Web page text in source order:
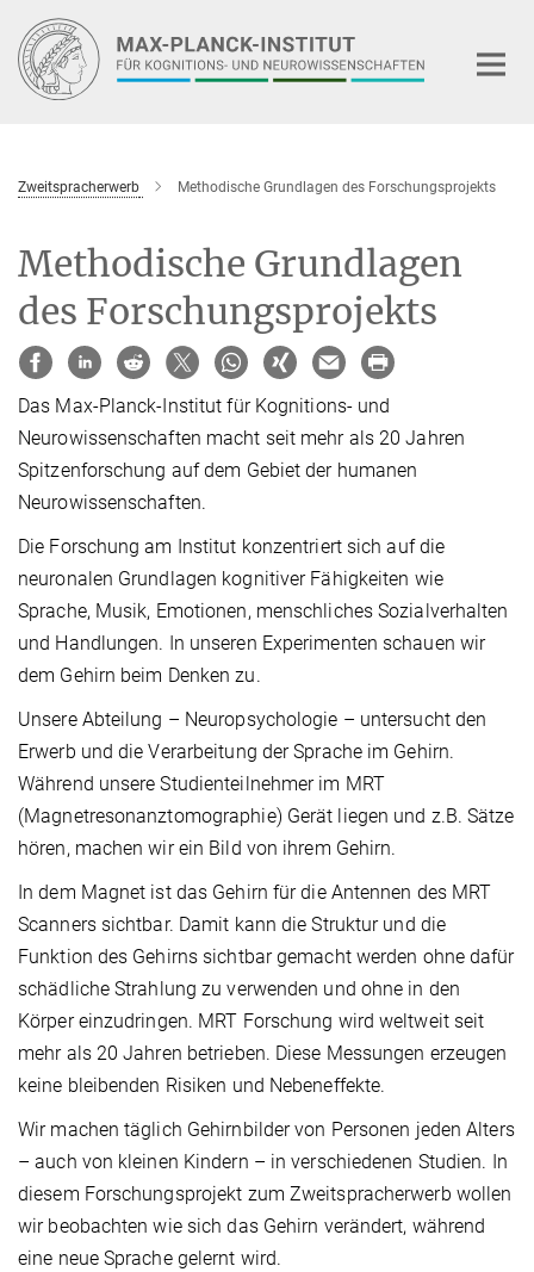
Hauptinhalt
Zweitspracherwerb Methodische Grundlagen des Forschungs­projekts
Methodische Grundlagen
des Forschungsprojekts
Das Max-Planck-Institut für Kognitions- und
Neurowissenschaften macht seit mehr als 20 Jahren
Spitzenforschung auf dem Gebiet der humanen
Neurowissenschaften.
Die Forschung am Institut konzentriert sich auf die
neuronalen Grundlagen kognitiver Fähigkeiten wie
Sprache, Musik, Emotionen, menschliches Sozialverhalten
und Handlungen. In unseren Experimenten schauen wir
dem Gehirn beim Denken zu.
Unsere Abteilung – Neuropsychologie – untersucht den
Erwerb und die Verarbeitung der Sprache im Gehirn.
Während unsere Studienteilnehmer im MRT
(Magnetresonanztomographie) Gerät liegen und z.B. Sätze
hören, machen wir ein Bild von ihrem Gehirn.
In dem Magnet ist das Gehirn für die Antennen des MRT
Scanners sichtbar. Damit kann die Struktur und die
Funktion des Gehirns sichtbar gemacht werden ohne dafür
schädliche Strahlung zu verwenden und ohne in den
Körper einzudringen. MRT Forschung wird weltweit seit
mehr als 20 Jahren betrieben. Diese Messungen erzeugen
keine bleibenden Risiken und Nebeneffekte.
Wir machen täglich Gehirnbilder von Personen jeden Alters
– auch von kleinen Kindern – in verschiedenen Studien. In
diesem Forschungsprojekt zum Zweitspracherwerb wollen
wir beobachten wie sich das Gehirn verändert, während
eine neue Sprache gelernt wird.